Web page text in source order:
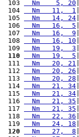
103
  Nm    5, 20
104
  Nm   11,  1
105
  Nm   14, 24
106
  Nm   16,  5
107
  Nm   16,  9
108
  Nm   16, 10
109
  Nm   19,  3
110
  Nm   19,  5
111
  Nm   20, 21
112
  Nm   20, 26
113
  Nm   20, 28
114
  Nm   21, 34
115
  Nm   21, 34
116
  Nm   21, 35
117
  Nm   21, 35
118
  Nm   22, 36
119
  Nm   24, 18
120
  Nm   27,  8